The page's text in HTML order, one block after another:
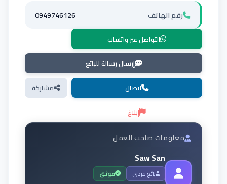
رقم الهاتف 0949746126
التواصل عبر واتساب
إرسال رسالة للبائع
اتصال
مشاركة
إبلاغ
معلومات صاحب العمل
Saw San
بائع فردي موثق